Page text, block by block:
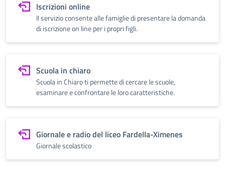
Iscrizioni online
Il servizio consente alle famiglie di presentare la domanda
di iscrizione on line per i propri figli.
Scuola in chiaro
Scuola in Chiaro ti permette di cercare le scuole,
esaminare e confrontare le loro caratteristiche.
Giornale e radio del liceo Fardella-Ximenes
Giornale scolastico